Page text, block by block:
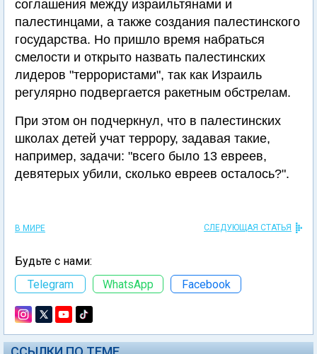
соглашения между израильтянами и
палестинцами, а также создания палестинского
государства. Но пришло время набраться
смелости и открыто назвать палестинских
лидеров "террористами", так как Израиль
регулярно подвергается ракетным обстрелам.
При этом он подчеркнул, что в палестинских
школах детей учат террору, задавая такие,
например, задачи: "всего было 13 евреев,
девятерых убили, сколько евреев осталось?".
В МИРЕ СЛЕДУЮЩАЯ СТАТЬЯ
Будьте с нами:
Telegram
WhatsApp Facebook